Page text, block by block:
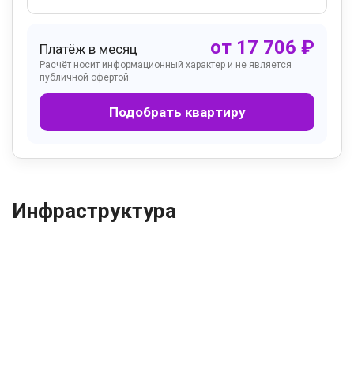
Платёж в месяц от 17 706 ₽
Расчёт носит информационный характер и не является
публичной офертой.
Подобрать квартиру
Инфраструктура